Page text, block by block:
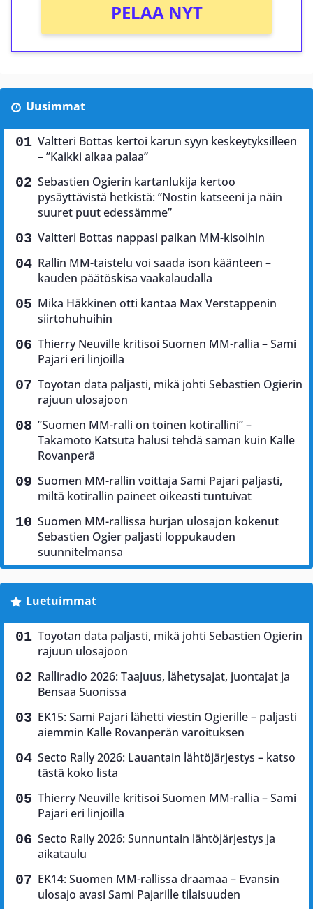
PELAA NYT
Uusimmat
Valtteri Bottas kertoi karun syyn keskeytyksilleen
– ”Kaikki alkaa palaa”
Sebastien Ogierin kartanlukija kertoo
pysäyttävistä hetkistä: ”Nostin katseeni ja näin
suuret puut edessämme”
Valtteri Bottas nappasi paikan MM-kisoihin
Rallin MM-taistelu voi saada ison käänteen –
kauden päätöskisa vaakalaudalla
Mika Häkkinen otti kantaa Max Verstappenin
siirtohuhuihin
Thierry Neuville kritisoi Suomen MM-rallia – Sami
Pajari eri linjoilla
Toyotan data paljasti, mikä johti Sebastien Ogierin
rajuun ulosajoon
”Suomen MM-ralli on toinen kotirallini” –
Takamoto Katsuta halusi tehdä saman kuin Kalle
Rovanperä
Suomen MM-rallin voittaja Sami Pajari paljasti,
miltä kotirallin paineet oikeasti tuntuivat
Suomen MM-rallissa hurjan ulosajon kokenut
Sebastien Ogier paljasti loppukauden
suunnitelmansa
Luetuimmat
Toyotan data paljasti, mikä johti Sebastien Ogierin
rajuun ulosajoon
Ralliradio 2026: Taajuus, lähetysajat, juontajat ja
Bensaa Suonissa
EK15: Sami Pajari lähetti viestin Ogierille – paljasti
aiemmin Kalle Rovanperän varoituksen
Secto Rally 2026: Lauantain lähtöjärjestys – katso
tästä koko lista
Thierry Neuville kritisoi Suomen MM-rallia – Sami
Pajari eri linjoilla
Secto Rally 2026: Sunnuntain lähtöjärjestys ja
aikataulu
EK14: Suomen MM-rallissa draamaa – Evansin
ulosajo avasi Sami Pajarille tilaisuuden